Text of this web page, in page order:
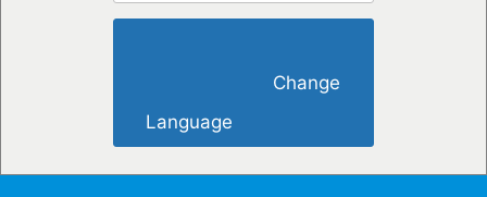
Language